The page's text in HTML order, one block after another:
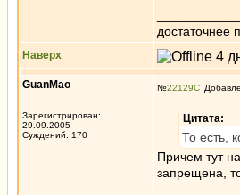
достаточнее
Наверх
GuanMao
Зарегистрирован:
29.09.2005
Суждений: 170
№22129
Цитата:
То есть,
Причем тут
запрещена,